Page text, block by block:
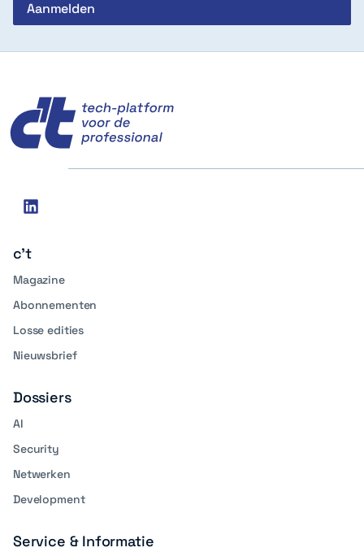
Social
linkedin
c't
Magazine
Abonnementen
Losse edities
Nieuwsbrief
Dossiers
AI
Security
Netwerken
Development
Service & Informatie